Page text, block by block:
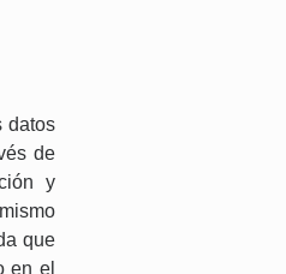
datos
de
y
que
en el